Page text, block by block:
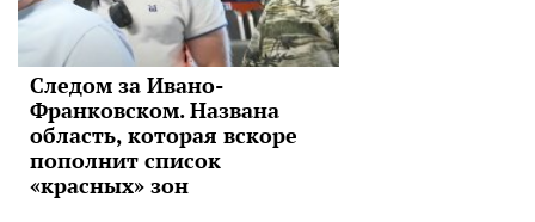
Следом за Ивано-
Франковском. Названа
область, которая вскоре
пополнит список
«красных» зон